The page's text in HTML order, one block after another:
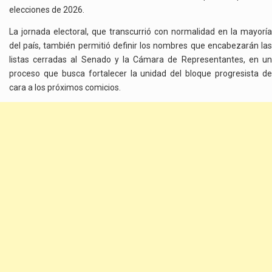
elecciones de 2026.
La jornada electoral, que transcurrió con normalidad en la mayoría
del país, también permitió definir los nombres que encabezarán las
listas cerradas al Senado y la Cámara de Representantes, en un
proceso que busca fortalecer la unidad del bloque progresista de
cara a los próximos comicios.